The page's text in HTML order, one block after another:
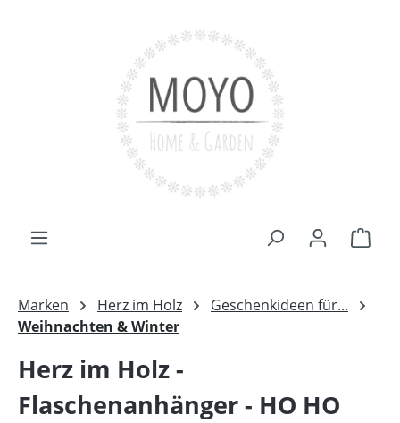
Marken Herz im Holz
Geschenkideen für...
Weihnachten & Winter
Herz im Holz -
Flaschenanhänger - HO HO